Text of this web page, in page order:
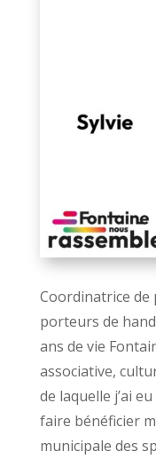
Coordinatrice
porteurs de
ans de vie
associative,
de laquelle j’ai
faire bénéficier
municipale des